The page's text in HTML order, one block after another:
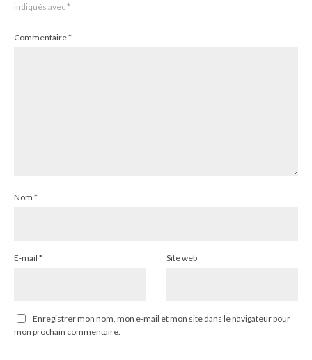
indiqués avec*
Commentaire*
Nom *
E-mail * Site web
Enregistrer mon nom, mon e-mail et mon site dans le navigateur pour
mon prochain commentaire.